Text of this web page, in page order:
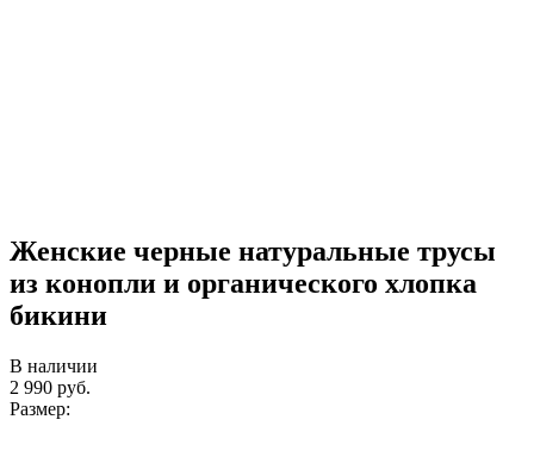
Женские черные натуральные трусы
из конопли и органического хлопка
бикини
В наличии
2 990 руб.
Размер: